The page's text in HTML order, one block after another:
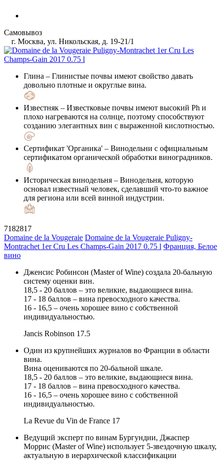
Самовывоз
г. Москва, ул. Никольская, д. 19-21/1
Глина – Глинистые почвы имеют свойство давать
довольно плотные и округлые вина.
Известняк – Известковые почвы имеют высокий Ph и
плохо нагреваются на солнце, поэтому способствуют
созданию элегантных вин с выраженной кислотностью.
Сертификат 'Органика' – Винодельни с официальным
сертификатом органической обработки виноградников.
Историческая винодельня – Винодельня, которую
основал известный человек, сделавший что-то важное
для региона или всей винной индустрии.
7182817
Domaine de la Vougeraie Domaine de la Vougeraie Puligny-
Montrachet 1er Cru Les Champs-Gain 2017 0.75 l Франция, Белое
вино
Дженсис Робинсон (Master of Wine) создала 20-бальную
систему оценки вин.
18,5 - 20 баллов – это великие, выдающиеся вина.
17 - 18 баллов – вина превосходного качества.
16 - 16,5 – очень хорошее вино с собственной
индивидуальностью.
Jancis Robinson 17.5
Один из крупнейших журналов во Франции в области
вина.
Вина оцениваются по 20-бальной шкале.
18,5 - 20 баллов – это великие, выдающиеся вина.
17 - 18 баллов – вина превосходного качества.
16 - 16,5 – очень хорошее вино с собственной
индивидуальностью.
La Revue du Vin de France 17
Ведущий эксперт по винам Бургундии, Джаспер
Моррис (Master of Wine) использует 5-звездочную шкалу,
актуальную в иерархической классификации